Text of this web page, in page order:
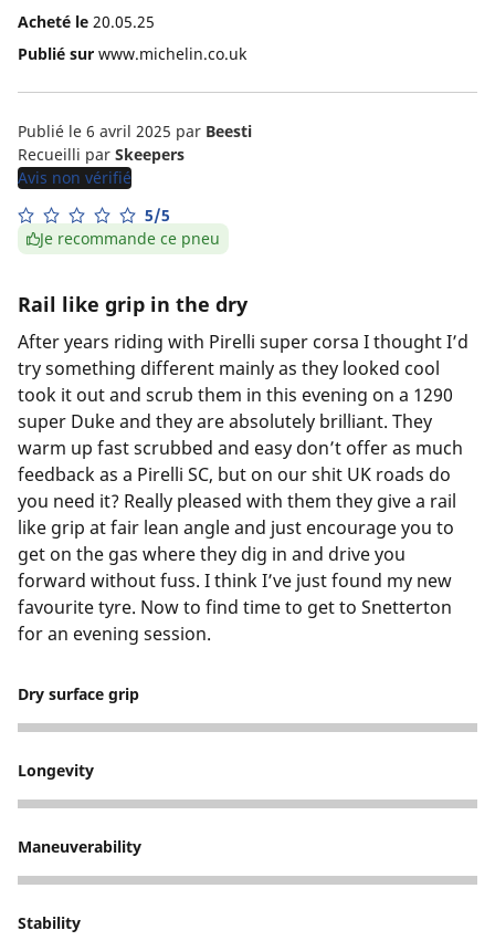
Acheté le 20.05.25
Publié sur www.michelin.co.uk
Publié le 6 avril 2025 par Beesti
Recueilli par Skeepers
Avis non vérifié
5/5
Je recommande ce pneu
Rail like grip in the dry
After years riding with Pirelli super corsa I thought I’d
try something different mainly as they looked cool
took it out and scrub them in this evening on a 1290
super Duke and they are absolutely brilliant. They
warm up fast scrubbed and easy don’t offer as much
feedback as a Pirelli SC, but on our shit UK roads do
you need it? Really pleased with them they give a rail
like grip at fair lean angle and just encourage you to
get on the gas where they dig in and drive you
forward without fuss. I think I’ve just found my new
favourite tyre. Now to find time to get to Snetterton
for an evening session.
Dry surface grip
5
Longevity
4
Maneuverability
5
Stability